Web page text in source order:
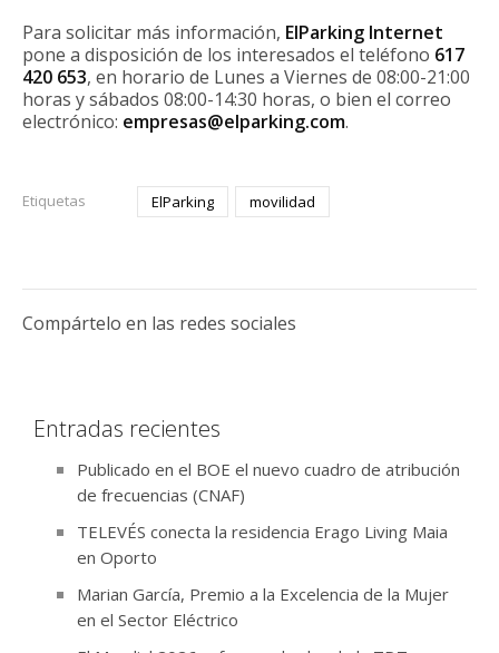
Para solicitar más información, ElParking Internet
pone a disposición de los interesados el teléfono 617
420 653, en horario de Lunes a Viernes de 08:00-21:00
horas y sábados 08:00-14:30 horas, o bien el correo
electrónico: empresas@elparking.com.
Etiquetas ElParking movilidad
Compártelo en las redes sociales
Entradas recientes
Publicado en el BOE el nuevo cuadro de atribución
de frecuencias (CNAF)
TELEVÉS conecta la residencia Erago Living Maia
en Oporto
Marian García, Premio a la Excelencia de la Mujer
en el Sector Eléctrico